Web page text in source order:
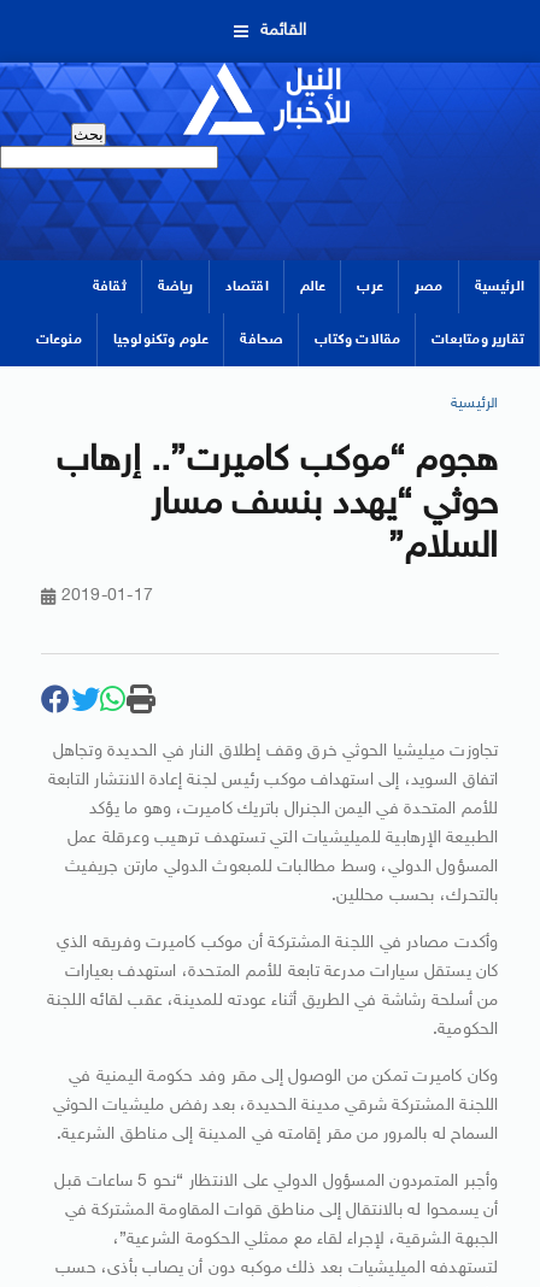
القائمة
الرئيسية مصر عرب عالم اقتصاد رياضة ثقافة
تقارير ومتابعات مقالات وكتاب صحافة علوم وتكنولوجيا منوعات
الرئيسية
هجوم “موكب كاميرت”.. إرهاب
حوثي “يهدد بنسف مسار
السلام”
2019-01-17
تجاوزت ميليشيا الحوثي خرق وقف إطلاق النار في الحديدة وتجاهل
اتفاق السويد، إلى استهداف موكب رئيس لجنة إعادة الانتشار التابعة
للأمم المتحدة في اليمن الجنرال باتريك كاميرت، وهو ما يؤكد
الطبيعة الإرهابية للميليشيات التي تستهدف ترهيب وعرقلة عمل
المسؤول الدولي، وسط مطالبات للمبعوث الدولي مارتن جريفيث
بالتحرك، بحسب محللين.
وأكدت مصادر في اللجنة المشتركة أن موكب كاميرت وفريقه الذي
كان يستقل سيارات مدرعة تابعة للأمم المتحدة، استهدف بعيارات
من أسلحة رشاشة في الطريق أثناء عودته للمدينة، عقب لقائه اللجنة
الحكومية.
وكان كاميرت تمكن من الوصول إلى مقر وفد حكومة اليمنية في
اللجنة المشتركة شرقي مدينة الحديدة، بعد رفض مليشيات الحوثي
السماح له بالمرور من مقر إقامته في المدينة إلى مناطق الشرعية.
وأجبر المتمردون المسؤول الدولي على الانتظار “نحو 5 ساعات قبل
أن يسمحوا له بالانتقال إلى مناطق قوات المقاومة المشتركة في
الجبهة الشرقية، لإجراء لقاء مع ممثلي الحكومة الشرعية”،
لتستهدفه الميليشيات بعد ذلك موكبه دون أن يصاب بأذى، حسب